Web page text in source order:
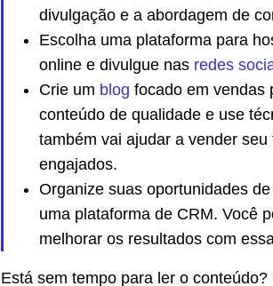
divulgação e a abordagem de
Escolha uma plataforma para
online e divulgue nas redes
Crie um blog focado em vendas
conteúdo de qualidade e use
também vai ajudar a vender
engajados.
Organize suas oportunidades
uma plataforma de CRM. Você
melhorar os resultados com
Está sem tempo para ler o